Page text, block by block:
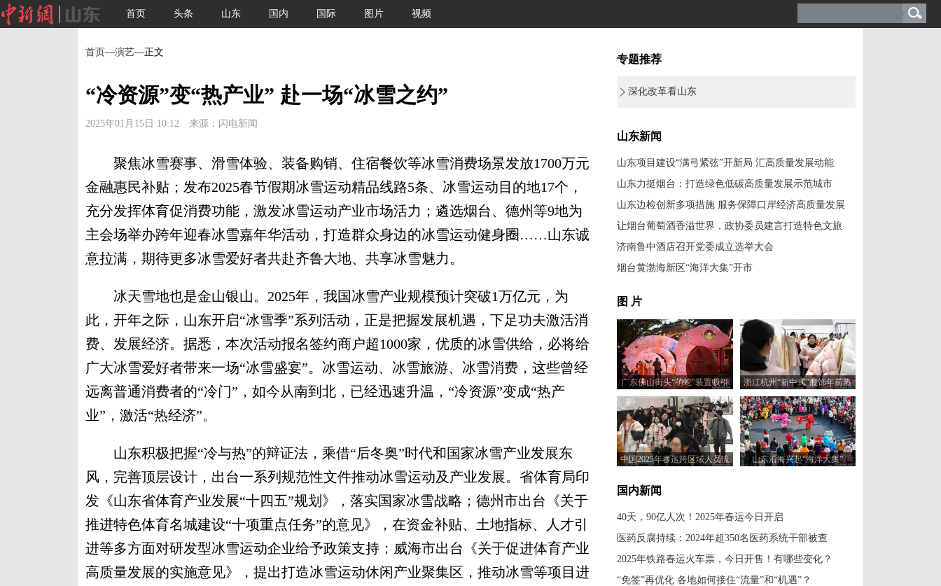
首页 头条 山东 国内 国际 图片 视频
首页—演艺—正文
“冷资源”变“热产业” 赴一场“冰雪之约”
2025年01月15日 10:12 来源：闪电新闻
聚焦冰雪赛事、滑雪体验、装备购销、住宿餐饮等冰雪消费场景发放1700万元
金融惠民补贴；发布2025春节假期冰雪运动精品线路5条、冰雪运动目的地17个，
充分发挥体育促消费功能，激发冰雪运动产业市场活力；遴选烟台、德州等9地为
主会场举办跨年迎春冰雪嘉年华活动，打造群众身边的冰雪运动健身圈……山东诚
意拉满，期待更多冰雪爱好者共赴齐鲁大地、共享冰雪魅力。
冰天雪地也是金山银山。2025年，我国冰雪产业规模预计突破1万亿元，为
此，开年之际，山东开启“冰雪季”系列活动，正是把握发展机遇，下足功夫激活消
费、发展经济。据悉，本次活动报名签约商户超1000家，优质的冰雪供给，必将给
广大冰雪爱好者带来一场“冰雪盛宴”。冰雪运动、冰雪旅游、冰雪消费，这些曾经
远离普通消费者的“冷门”，如今从南到北，已经迅速升温，“冷资源”变成“热产
业”，激活“热经济”。
山东积极把握“冷与热”的辩证法，乘借“后冬奥”时代和国家冰雪产业发展东
风，完善顶层设计，出台一系列规范性文件推动冰雪运动及产业发展。省体育局印
发《山东省体育产业发展“十四五”规划》，落实国家冰雪战略；德州市出台《关于
推进特色体育名城建设“十项重点任务”的意见》，在资金补贴、土地指标、人才引
进等多方面对研发型冰雪运动企业给予政策支持；威海市出台《关于促进体育产业
高质量发展的实施意见》，提出打造冰雪运动休闲产业聚集区，推动冰雪等项目进
专题推荐
深化改革看山东
山东新闻
山东项目建设“满弓紧弦”开新局 汇高质量发展动能
山东力挺烟台：打造绿色低碳高质量发展示范城市
山东边检创新多项措施 服务保障口岸经济高质量发展
让烟台葡萄酒香溢世界，政协委员建言打造特色文旅
济南鲁中酒店召开党委成立选举大会
烟台黄渤海新区“海洋大集”开市
图 片
广东佛山街头“萌蛇”装置吸引
游客
浙江杭州“新中式”服饰年前热
销 商家订单需排期
中国2025年春运跨区域人员流
山东沿海兴起“海洋大集”
国内新闻
40天，90亿人次！2025年春运今日开启
医药反腐持续：2024年超350名医药系统干部被查
2025年铁路春运火车票，今日开售！有哪些变化？
“免签”再优化 各地如何接住“流量”和“机遇”？